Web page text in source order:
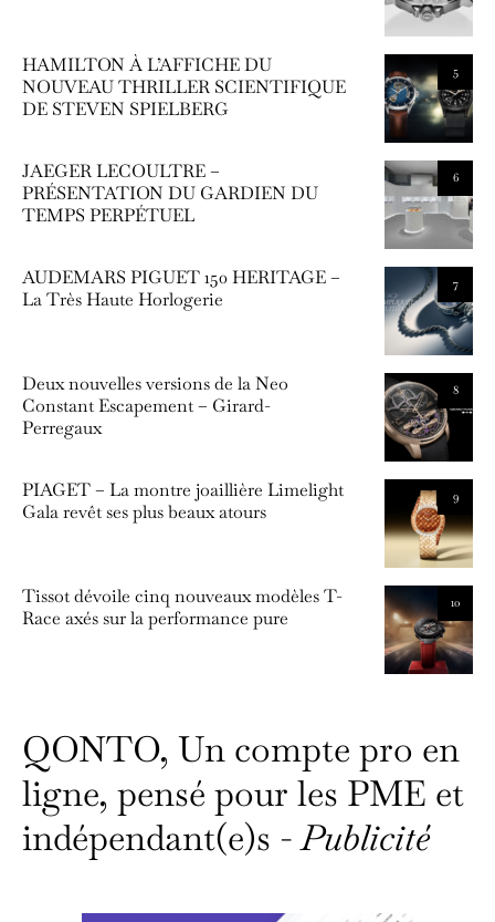
5
HAMILTON À L’AFFICHE DU
NOUVEAU THRILLER SCIENTIFIQUE
DE STEVEN SPIELBERG
6
JAEGER LECOULTRE –
PRÉSENTATION DU GARDIEN DU
TEMPS PERPÉTUEL
7
AUDEMARS PIGUET 150 HERITAGE –
La Très Haute Horlogerie
8
Deux nouvelles versions de la Neo
Constant Escapement – Girard-
Perregaux
9
PIAGET – La montre joaillière Limelight
Gala revêt ses plus beaux atours
10
Tissot dévoile cinq nouveaux modèles T-
Race axés sur la performance pure
QONTO, Un compte pro en
ligne, pensé pour les PME et
indépendant(e)s -Publicité